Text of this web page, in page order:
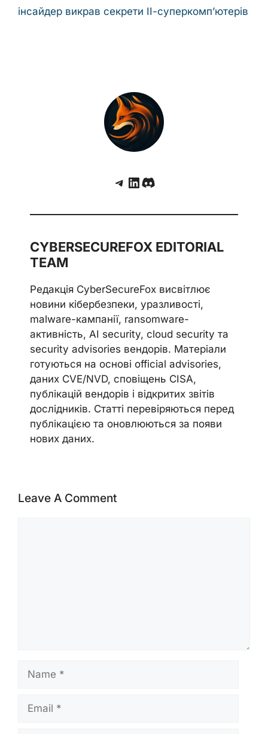
інсайдер викрав секрети ІІ-суперкомп’ютерів
Telegram
LinkedIn
Discord
CYBERSECUREFOX EDITORIAL
TEAM
Редакція CyberSecureFox висвітлює
новини кібербезпеки, уразливості,
malware-кампанії, ransomware-
активність, AI security, cloud security та
security advisories вендорів. Матеріали
готуються на основі official advisories,
даних CVE/NVD, сповіщень CISA,
публікацій вендорів і відкритих звітів
дослідників. Статті перевіряються перед
публікацією та оновлюються за появи
нових даних.
Leave A Comment